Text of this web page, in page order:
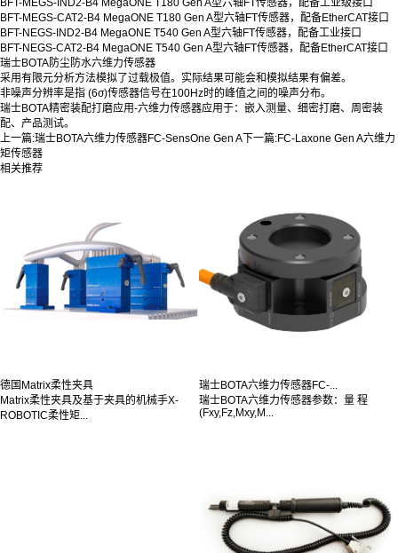
BFT-MEGS-IND2-B4 MegaONE T180 Gen A型六轴FT传感器，配备工业级接口
BFT-MEGS-CAT2-B4 MegaONE T180 Gen A型六轴FT传感器，配备EtherCAT接口
BFT-NEGS-IND2-B4 MegaONE T540 Gen A型六轴FT传感器，配备工业接口
BFT-NEGS-CAT2-B4 MegaONE T540 Gen A型六轴FT传感器，配备EtherCAT接口
瑞士BOTA防尘防水六维力传感器
采用有限元分析方法模拟了过载极值。实际结果可能会和模拟结果有偏差。
非噪声分辨率是指 (6σ)传感器信号在100Hz时的峰值之间的噪声分布。
瑞士BOTA精密装配打磨应用-六维力传感器应用于：嵌入测量、细密打磨、周密装
配、产品测试。
上一篇:瑞士BOTA六维力传感器FC-SensOne Gen A 下一篇:FC-Laxone Gen A六维力
矩传感器
相关推荐
德国Matrix柔性夹具
Matrix柔性夹具及基于夹具的机械手X-
ROBOTIC柔性矩...
瑞士BOTA六维力传感器FC-...
瑞士BOTA六维力传感器参数：量 程
(Fxy,Fz,Mxy,M...